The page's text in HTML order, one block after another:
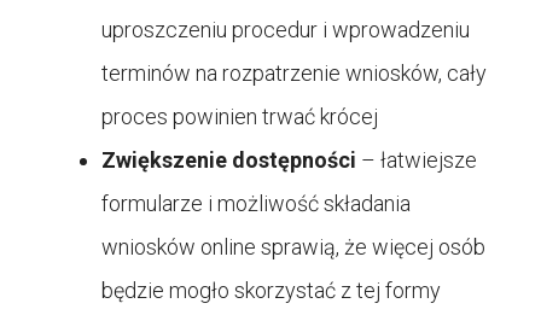
uproszczeniu procedur i wprowadzeniu
terminów na rozpatrzenie wniosków, cały
proces powinien trwać krócej
Zwiększenie dostępności – łatwiejsze
formularze i możliwość składania
wniosków online sprawią, że więcej osób
będzie mogło skorzystać z tej formy